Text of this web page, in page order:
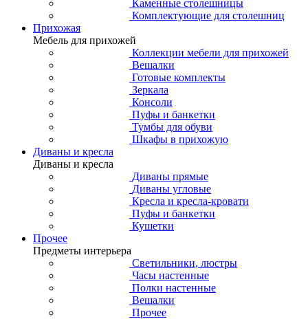
Каменные столешницы
Комплектующие для столешниц
Прихожая
Мебель для прихожей
Коллекции мебели для прихожей
Вешалки
Готовые комплекты
Зеркала
Консоли
Пуфы и банкетки
Тумбы для обуви
Шкафы в прихожую
Диваны и кресла
Диваны и кресла
Диваны прямые
Диваны угловые
Кресла и кресла-кровати
Пуфы и банкетки
Кушетки
Прочее
Предметы интерьера
Светильники, люстры
Часы настенные
Полки настенные
Вешалки
Прочее